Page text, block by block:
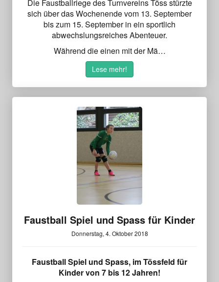
Die Faustballriege des Turnvereins Töss stürzte
sich über das Wochenende vom 13. September
bis zum 15. September in ein sportlich
abwechslungsreiches Abenteuer.
Während die einen mit der Mä…
Lese mehr!
Faustball Spiel und Spass für Kinder
Donnerstag, 4. Oktober 2018
Faustball Spiel und Spass, im Tössfeld für
Kinder von 7 bis 12 Jahren!